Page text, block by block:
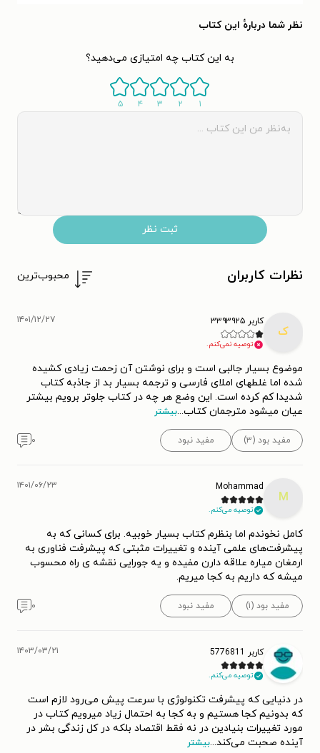
نظر شما دربارهٔ این کتاب
به این کتاب چه امتیازی می‌دهید؟
۱ ۲ ۳ ۴ ۵
ثبت نظر
نظرات کاربران محبوب‌ترین
ک
کاربر ۳۳۹۳۹۲۵
توصیه نمی‌کنم.
۱۴۰۱/۱۲/۲۷
موضوع بسیار جالبی است و برای نوشتن آن زحمت زیادی کشیده
شده اما غلطهای املای فارسی و ترجمه بسیار بد از جاذبه کتاب
شدیدا کم کرده است. این وضع هر چه در کتاب جلوتر برویم بیشتر
عیان میشود مترجمان کتاب...بیشتر
مفید بود (۳) مفید نبود ۰
M
Mohammad
توصیه می‌کنم.
۱۴۰۱/۰۶/۲۳
کامل نخوندم اما بنظرم کتاب بسیار خوبیه. برای کسانی که به
پیشرفت‌های علمی آینده و تغییرات مثبتی که پیشرفت فناوری به
ارمغان میاره علاقه دارن مفیده و یه جورایی نقشه ی راه محسوب
میشه که داریم به کجا میریم.
مفید بود (۱) مفید نبود ۰
کاربر 5776811
توصیه می‌کنم.
۱۴۰۳/۰۳/۲۱
در دنیایی که پیشرفت تکنولوژی با سرعت پیش می‌رود لازم است
که بدونیم کجا هستیم و به کجا به احتمال زیاد میرویم کتاب در
مورد تغییرات بنیادین در نه فقط اقتصاد بلکه در کل زندگی بشر در
آینده صحبت می‌کند...بیشتر